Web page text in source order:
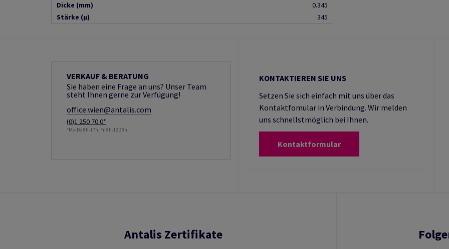
Dicke (mm)
0.345
Stärke (µ)
345
VERKAUF & BERATUNG
Sie haben eine Frage an uns? Unser Team
steht Ihnen gerne zur Verfügung!
office.wien@antalis.com
(0)1 250 70 0*
*Mo-Do 8h-17h, Fr. 8h-12:30h
KONTAKTIEREN SIE UNS
Setzen Sie sich einfach mit uns über das
Kontaktfomular in Verbindung. Wir melden
uns schnellstmöglich bei Ihnen.
Kontaktformular
Antalis Zertifikate